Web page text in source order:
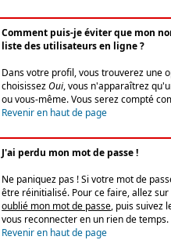
Comment puis-je éviter que mon
liste des utilisateurs en ligne ?
Dans votre profil, vous trouverez une
choisissezOui, vous n'apparaîtrez
ou vous-même. Vous serez compté
Revenir en haut de page
J'ai perdu mon mot de passe !
Ne paniquez pas ! Si votre mot de
être réinitialisé. Pour ce faire, allez
oublié mon mot de passe, puis suivez
vous reconnecter en un rien de temps.
Revenir en haut de page